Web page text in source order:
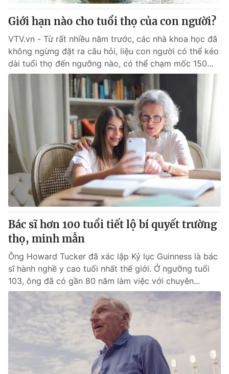
Giới hạn nào cho tuổi thọ của con người?
VTV.vn - Từ rất nhiều năm trước, các nhà khoa học đã
không ngừng đặt ra câu hỏi, liệu con người có thể kéo
dài tuổi thọ đến ngưỡng nào, có thể chạm mốc 150...
Bác sĩ hơn 100 tuổi tiết lộ bí quyết trường
thọ, minh mẫn
Ông Howard Tucker đã xác lập Kỷ lục Guinness là bác
sĩ hành nghề y cao tuổi nhất thế giới. Ở ngưỡng tuổi
103, ông đã có gần 80 năm làm việc với chuyên...